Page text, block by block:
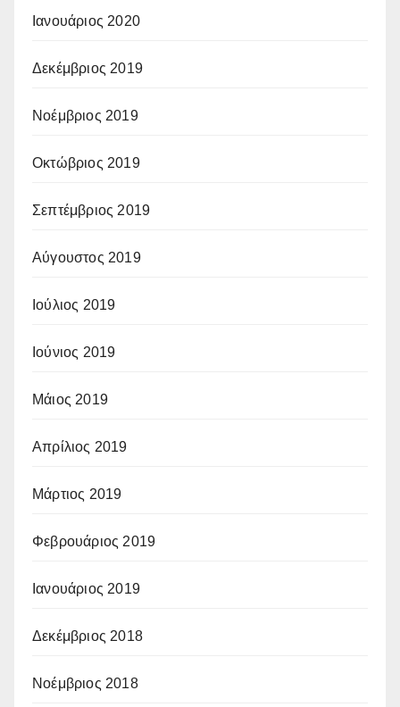
Ιανουάριος 2020
Δεκέμβριος 2019
Νοέμβριος 2019
Οκτώβριος 2019
Σεπτέμβριος 2019
Αύγουστος 2019
Ιούλιος 2019
Ιούνιος 2019
Μάιος 2019
Απρίλιος 2019
Μάρτιος 2019
Φεβρουάριος 2019
Ιανουάριος 2019
Δεκέμβριος 2018
Νοέμβριος 2018